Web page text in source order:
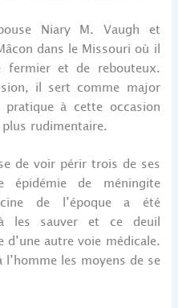
Niary M. Vaugh et
dans le Missouri où il
et de rebouteux.
il sert comme major
pratique à cette occasion
rudimentaire.
de voir périr trois de ses
épidémie de méningite
de l’époque a été
à les sauver et ce deuil
autre voie médicale.
les moyens de se